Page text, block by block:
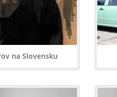
na Slovensku